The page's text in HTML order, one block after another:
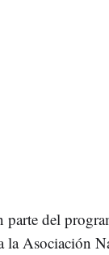
parte del
la Asociación